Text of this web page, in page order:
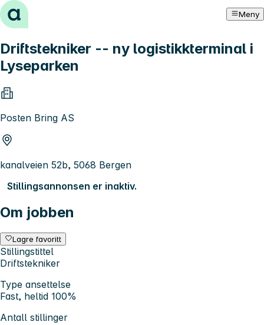
Hopp til innhold Meny
Driftstekniker -- ny logistikkterminal i
Lyseparken
Posten Bring AS
kanalveien 52b, 5068 Bergen
Stillingsannonsen er inaktiv.
Om jobben
Lagre favoritt
Stillingstittel
Driftstekniker
Type ansettelse
Fast, heltid 100%
Antall stillinger